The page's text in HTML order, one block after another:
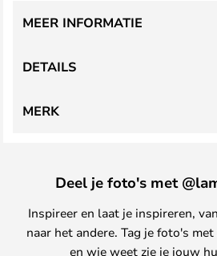
DETAILS
MEER INFORMATIE
MERK
Deel je foto's met
Inspireer en laat je inspireren,
naar het andere. Tag je foto's
en wie weet zie je jouw